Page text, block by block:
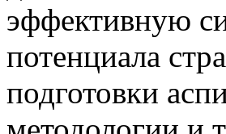
эффективную
потенциала
подготовки